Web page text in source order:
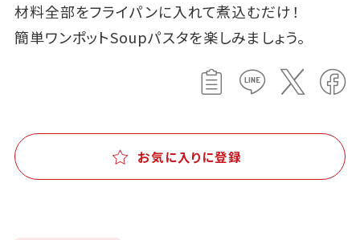
材料全部をフライパンに入れて煮込むだけ！
簡単ワンポットSoupパスタを楽しみましょう。
お気に入りに登録